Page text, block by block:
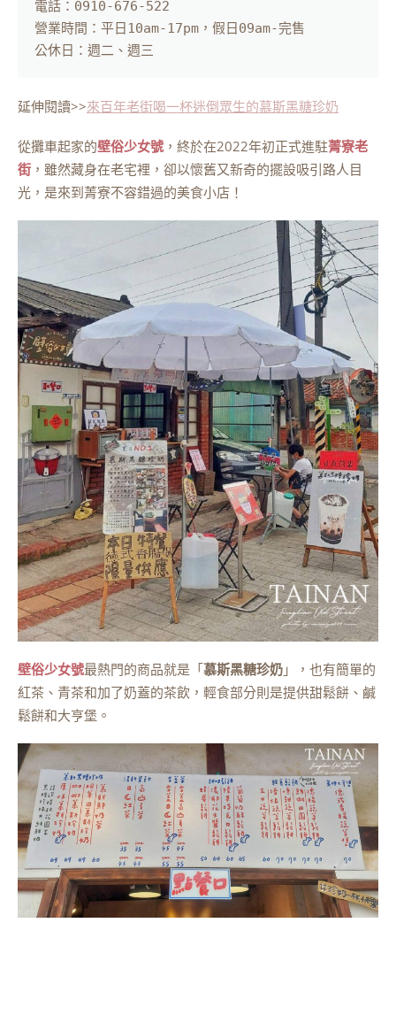
電話：0910-676-522
營業時間：平日10am-17pm，假日09am-完售
公休日：週二、週三
延伸閱讀>>來百年老街喝一杯迷倒眾生的慕斯黑糖珍奶
從攤車起家的壁俗少女號 ，終於在2022年初正式進駐菁寮老
街 ，雖然藏身在老宅裡，卻以懷舊又新奇的擺設吸引路人目
光，是來到菁寮不容錯過的美食小店！
壁俗少女號最熱門的商品就是「慕斯黑糖珍奶 」，也有簡單的
紅茶、青茶和加了奶蓋的茶飲，輕食部分則是提供甜鬆餅、鹹
鬆餅和大亨堡。